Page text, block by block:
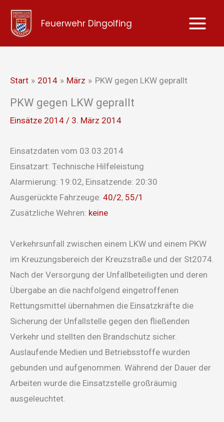
Zum
Inhalt
springen
Feuerwehr Dingolfing
Start 2014 März PKW gegen LKW geprallt
PKW gegen LKW geprallt
Einsätze 2014 / 3. März 2014
Einsatzdaten vom 03.03.2014
Einsatzart: Technische Hilfeleistung
Alarmierung: 19:02, Einsatzende: 20:30
Ausgerückte Fahrzeuge: 40/2, 55/1
Zusätzliche Wehren: keine
Verkehrsunfall zwischen einem LKW und einem PKW
im Kreuzungsbereich der Kreuzstraße und der St2074.
Nach der Versorgung der Unfallbeteiligten und deren
Übergabe an die nachfolgend eingetroffenen
Rettungsmittel übernahmen die Einsatzkräfte die
Sicherung der Unfallstelle gegen den fließenden
Verkehr und stellten den Brandschutz sicher.
Auslaufende Medien und Betriebsstoffe wurden
gebunden und aufgenommen. Während der Dauer der
Arbeiten wurde die Einsatzstelle großräumig
ausgeleuchtet.